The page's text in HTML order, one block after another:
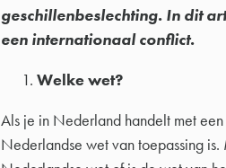
geschillenbeslechting. In dit
een internationaal conflict.
Welke wet?
Als je in Nederland handelt met
Nederlandse wet van toepassing